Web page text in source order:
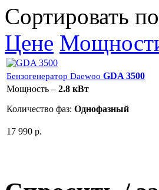
Сортировать
Цене
Бензогенератор Daewoo GDA 3500
Мощность – 2.8 кВт
Количество фаз: Однофазный
17 990 р.